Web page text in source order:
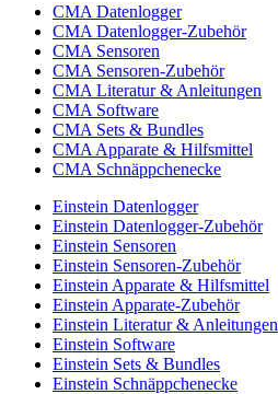
CMA Datenlogger
CMA Datenlogger-Zubehör
CMA Sensoren
CMA Sensoren-Zubehör
CMA Literatur & Anleitungen
CMA Software
CMA Sets & Bundles
CMA Apparate & Hilfsmittel
CMA Schnäppchenecke
Einstein Datenlogger
Einstein Datenlogger-Zubehör
Einstein Sensoren
Einstein Sensoren-Zubehör
Einstein Apparate & Hilfsmittel
Einstein Apparate-Zubehör
Einstein Literatur & Anleitungen
Einstein Software
Einstein Sets & Bundles
Einstein Schnäppchenecke